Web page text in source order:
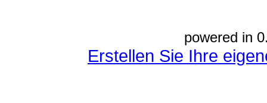
powered in
Erstellen Sie Ihre